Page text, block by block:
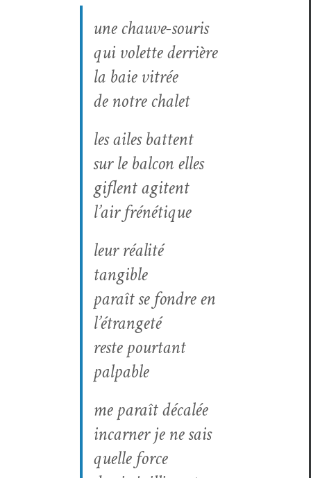
une chauve-souris
qui volette der­rière
la baie vitrée
de notre chalet
les ailes battent
sur le bal­con elles
giflent agitent
l’air fréné­tique
leur réal­ité
tangible
paraît se fon­dre en
l’étrangeté
reste pour­tant
palpable
me paraît décalée
incar­n­er je ne sais
quelle force